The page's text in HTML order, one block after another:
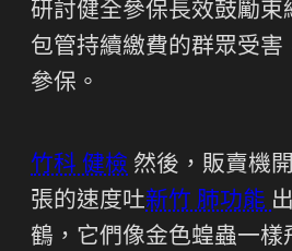
研討健全參保長效鼓勵束
包管持續繳費的群眾受害
參保。
竹科 健檢 然後，販賣機
張的速度吐新竹 肺功能
鶴，它們像金色蝗蟲一樣